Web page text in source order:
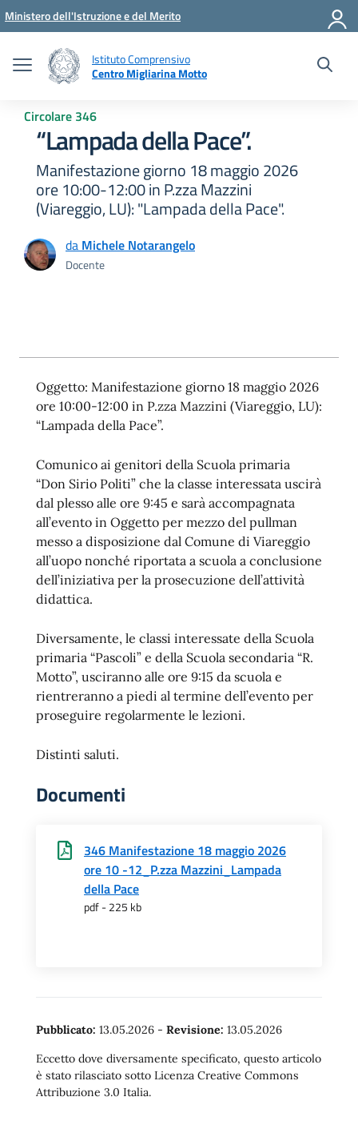
Vai ai contenuti
Vai al menu di navigazione
Vai al footer
Ministero dell'Istruzione e del Merito
Istituto Comprensivo
Centro Migliarina Motto
Circolare 346
“Lampada della Pace”.
Manifestazione giorno 18 maggio 2026
ore 10:00-12:00 in P.zza Mazzini
(Viareggio, LU): "Lampada della Pace".
da Michele Notarangelo
Docente
Oggetto: Manifestazione giorno 18 maggio 2026
ore 10:00-12:00 in P.zza Mazzini (Viareggio, LU):
“Lampada della Pace”.
Comunico ai genitori della Scuola primaria
“Don Sirio Politi” che la classe interessata uscirà
dal plesso alle ore 9:45 e sarà accompagnata
all’evento in Oggetto per mezzo del pullman
messo a disposizione dal Comune di Viareggio
all’uopo nonché riportata a scuola a conclusione
dell’iniziativa per la prosecuzione dell’attività
didattica.
Diversamente, le classi interessate della Scuola
primaria “Pascoli” e della Scuola secondaria “R.
Motto”, usciranno alle ore 9:15 da scuola e
rientreranno a piedi al termine dell’evento per
proseguire regolarmente le lezioni.
Distinti saluti.
Documenti
346 Manifestazione 18 maggio 2026
ore 10 -12_P.zza Mazzini_Lampada
della Pace
pdf - 225 kb
Pubblicato: 13.05.2026 - Revisione: 13.05.2026
Eccetto dove diversamente specificato, questo articolo
è stato rilasciato sotto Licenza Creative Commons
Attribuzione 3.0 Italia.